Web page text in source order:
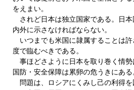
をえまい。
されど日本は独立国家である。日
内外に示さなければならない。
いつまでも米国に隷属することは
度で臨むべきである。
事ほどさように日本を取り巻く情
国防・安全保障は累卵の危うきにある
問題は、ロシアにくみし己の利得を